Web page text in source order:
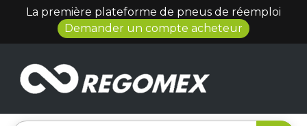
La première plateforme de pneus de réemploi
Demander un compte acheteur